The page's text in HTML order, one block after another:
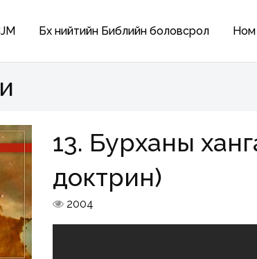
Бүх нийтийн Библийн боловсрол Ном
13. Бурханы
доктрин)
2004